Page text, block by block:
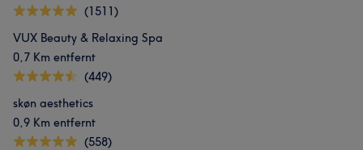
(1511)
VUX Beauty & Relaxing Spa
0,7 Km entfernt
(449)
skøn aesthetics
0,9 Km entfernt
(558)